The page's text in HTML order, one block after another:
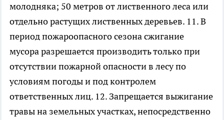
молодняка; 50 метров от лиственного леса или
отдельно растущих лиственных деревьев. 11. В
период пожароопасного сезона сжигание
мусора разрешается производить только при
отсутствии пожарной опасности в лесу по
условиям погоды и под контролем
ответственных лиц. 12. Запрещается выжигание
травы на земельных участках, непосредственно